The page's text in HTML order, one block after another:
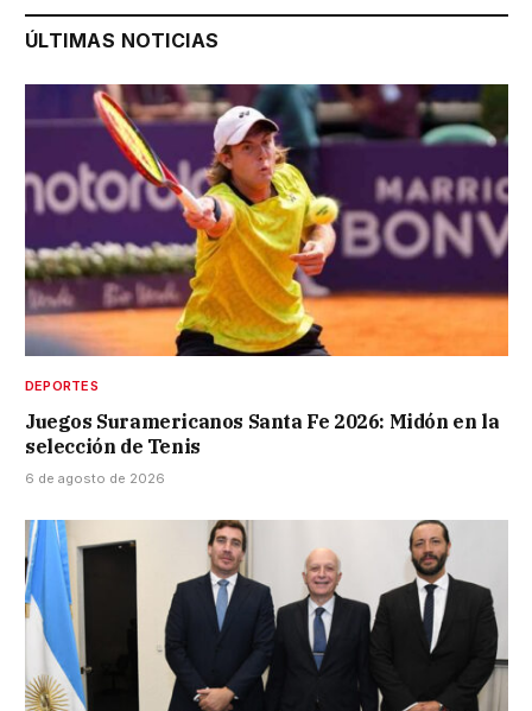
ÚLTIMAS NOTICIAS
DEPORTES
Juegos Suramericanos Santa Fe 2026: Midón en la
selección de Tenis
6 de agosto de 2026